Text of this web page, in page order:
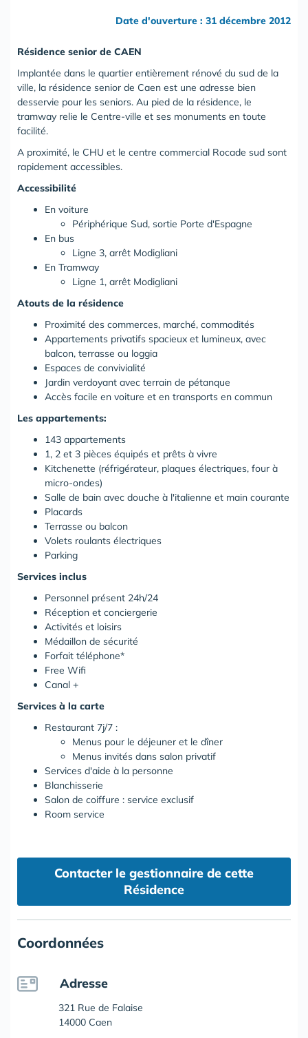
Date d'ouverture : 31 décembre 2012
Résidence senior de CAEN
Implantée dans le quartier entièrement rénové du sud de la
ville, la résidence senior de Caen est une adresse bien
desservie pour les seniors. Au pied de la résidence, le
tramway relie le Centre-ville et ses monuments en toute
facilité.
A proximité, le CHU et le centre commercial Rocade sud sont
rapidement accessibles.
Accessibilité
En voiture
Périphérique Sud, sortie Porte d'Espagne
En bus
Ligne 3, arrêt Modigliani
En Tramway
Ligne 1, arrêt Modigliani
Atouts de la résidence
Proximité des commerces, marché, commodités
Appartements privatifs spacieux et lumineux, avec
balcon, terrasse ou loggia
Espaces de convivialité
Jardin verdoyant avec terrain de pétanque
Accès facile en voiture et en transports en commun
Les appartements:
143 appartements
1, 2 et 3 pièces équipés et prêts à vivre
Kitchenette (réfrigérateur, plaques électriques, four à
micro-ondes)
Salle de bain avec douche à l'italienne et main courante
Placards
Terrasse ou balcon
Volets roulants électriques
Parking
Services inclus
Personnel présent 24h/24
Réception et conciergerie
Activités et loisirs
Médaillon de sécurité
Forfait téléphone*
Free Wifi
Canal +
Services à la carte
Restaurant 7j/7 :
Menus pour le déjeuner et le dîner
Menus invités dans salon privatif
Services d'aide à la personne
Blanchisserie
Salon de coiffure : service exclusif
Room service
Contacter le gestionnaire de cette
Résidence
Coordonnées
Adresse
321 Rue de Falaise
14000 Caen